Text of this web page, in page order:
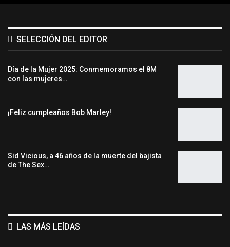
SELECCIÓN DEL EDITOR
Día de la Mujer 2025: Conmemoramos el 8M
con las mujeres…
¡Feliz cumpleaños Bob Marley!
Sid Vicious, a 46 años de la muerte del bajista
de The Sex…
LAS MÁS LEÍDAS